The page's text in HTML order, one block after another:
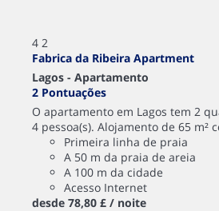
4 2
Fabrica da Ribeira Apartment
Lagos - Apartamento
2 Pontuações
O apartamento em Lagos tem 2
4 pessoa(s). Alojamento de 65 m²
Primeira linha de praia
A 50 m da praia de areia
A 100 m da cidade
Acesso Internet
desde 78,80 £ / noite